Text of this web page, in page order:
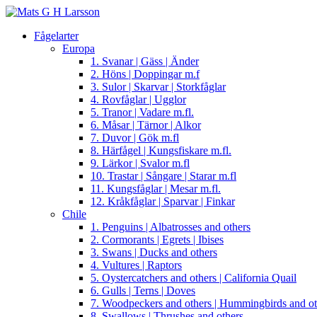
Fågelarter
Europa
1. Svanar | Gäss | Änder
2. Höns | Doppingar m.f
3. Sulor | Skarvar | Storkfåglar
4. Rovfåglar | Ugglor
5. Tranor | Vadare m.fl.
6. Måsar | Tärnor | Alkor
7. Duvor | Gök m.fl
8. Härfågel | Kungsfiskare m.fl.
9. Lärkor | Svalor m.fl
10. Trastar | Sångare | Starar m.fl
11. Kungsfåglar | Mesar m.fl.
12. Kråkfåglar | Sparvar | Finkar
Chile
1. Penguins | Albatrosses and others
2. Cormorants | Egrets | Ibises
3. Swans | Ducks and others
4. Vultures | Raptors
5. Oystercatchers and others | California Quail
6. Gulls | Terns | Doves
7. Woodpeckers and others | Hummingbirds and